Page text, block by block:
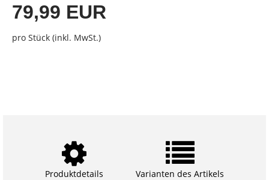
79,99 EUR
pro Stück (inkl. MwSt.)
Produktdetails Varianten des Artikels